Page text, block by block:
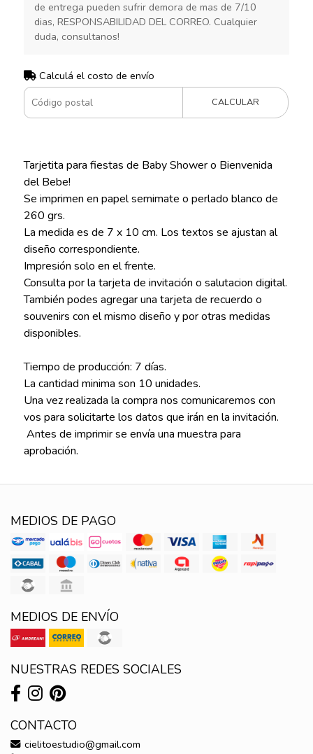
de entrega pueden sufrir demora de mas de 7/10
dias, RESPONSABILIDAD DEL CORREO. Cualquier
duda, consultanos!
Calculá el costo de envío
CALCULAR
Tarjetita para fiestas de Baby Shower o Bienvenida
del Bebe!
Se imprimen en papel semimate o perlado blanco de
260 grs.
La medida es de 7 x 10 cm. Los textos se ajustan al
diseño correspondiente.
Impresión solo en el frente.
Consulta por la tarjeta de invitación o salutacion digital.
También podes agregar una tarjeta de recuerdo o
souvenirs con el mismo diseño y por otras medidas
disponibles.
Tiempo de producción: 7 días.
La cantidad minima son 10 unidades.
Una vez realizada la compra nos comunicaremos con
vos para solicitarte los datos que irán en la invitación.
Antes de imprimir se envía una muestra para
aprobación.
MEDIOS DE PAGO
MEDIOS DE ENVÍO
NUESTRAS REDES SOCIALES
CONTACTO
cielitoestudio@gmail.com